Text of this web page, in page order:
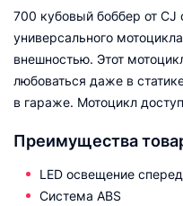
700 кубовый боббер от CJ
универсального
внешностью. Этот
любоваться даже в
в гараже. Мотоцикл
Преимущества
LED освещение
Система ABS